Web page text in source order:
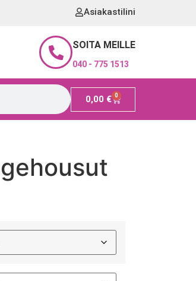
Asiakastilini
SOITA MEILLE
040 - 775 1513
0,00 € 0